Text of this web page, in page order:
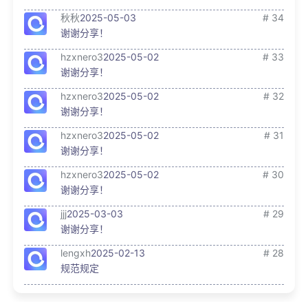
秋秋2025-05-03
# 34
谢谢分享！
hzxnero32025-05-02
# 33
谢谢分享！
hzxnero32025-05-02
# 32
谢谢分享！
hzxnero32025-05-02
# 31
谢谢分享！
hzxnero32025-05-02
# 30
谢谢分享！
jjj2025-03-03
# 29
谢谢分享！
lengxh2025-02-13
# 28
规范规定